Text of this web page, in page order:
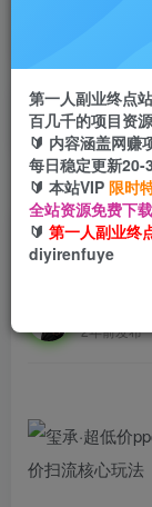
推广返佣
首页 创业课程
玺承·超低价
渠道低价扫流
第一人
2年前发布
第一人副业终点
百几千的项目资
🔰 内容涵盖网赚
每日稳定更新20-
🔰 本站VIP 限时
全站资源免费下载
🔰 第一人副业终
diyirenfuye